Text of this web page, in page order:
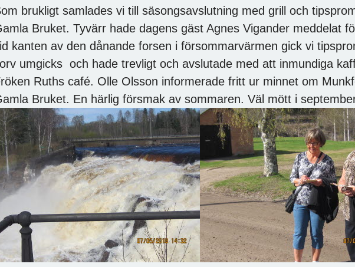
brukligt samlades vi till säsongsavslutning med grill och
Bruket. Tyvärr hade dagens gäst Agnes Vigander meddelat
kanten av den dånande forsen i försommarvärmen gick vi
umgicks och hade trevligt och avslutade med att inmundiga
Ruths café. Olle Olsson informerade fritt ur minnet om
Bruket. En härlig försmak av sommaren. Väl mött i